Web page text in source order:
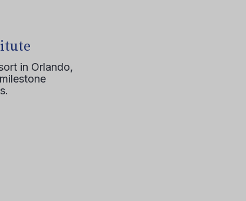
in Orlando,